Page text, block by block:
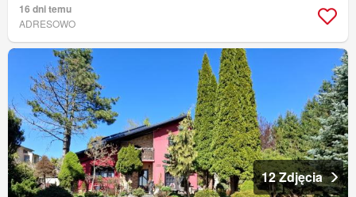
16 dni temu
ADRESOWO
12 Zdjęcia